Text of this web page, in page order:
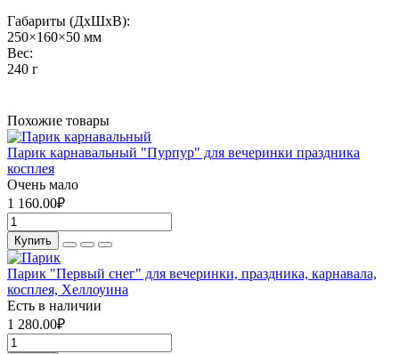
Габариты (ДхШхВ):
250×160×50 мм
Вес:
240 г
Похожие товары
Парик карнавальный "Пурпур" для вечеринки праздника
косплея
Очень мало
1 160.00₽
Купить
Парик "Первый снег" для вечеринки, праздника, карнавала,
косплея, Хеллоуина
Есть в наличии
1 280.00₽